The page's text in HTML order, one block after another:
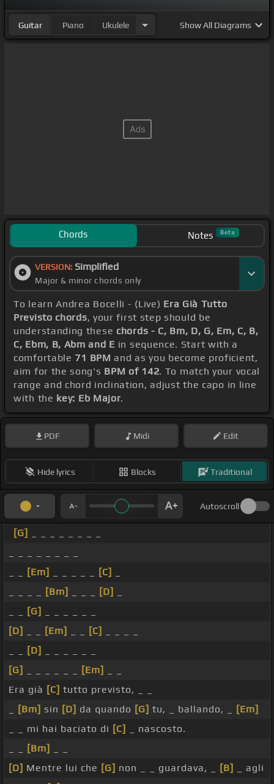
Guitar Piano Ukulele ShowAll Diagrams
Chords Notes Beta
VERSION: Simplified
Major & minor chords only
To learn Andrea Bocelli - (Live) Era Già Tutto
Previsto chords, your first step should be
understanding these chords - C, Bm, D, G, Em, C, B,
C, Ebm, B, Abm and E in sequence. Start with a
comfortable 71 BPM and as you become proficient,
aim for the song's BPM of 142. To match your vocal
range and chord inclination, adjust the capo in line
with the key: Eb Major.
PDF Midi Edit
Hide lyrics Blocks Traditional
Autoscroll
[G]
[Em] [C]
[Bm] [D]
[G]
[D]
[Em] [C]
[D]
[G]
[Em]
Era già [C] tutto previsto, _ _
[Bm] sin [D] da quando [G] tu, _ ballando, _
[Em]
_ _ mi hai baciato di [C]
_ nascosto.
[Bm]
[D] Mentre lui che [G] non _ _ guardava, _ [B]
_ agli